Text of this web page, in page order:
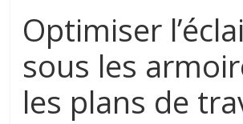
Optimiser
sous les
les plans de